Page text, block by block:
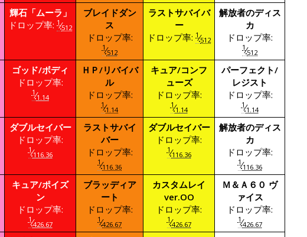
輝石「ムーラ」
ドロップ率: 1⁄512
ブレイドダン
ス
ドロップ率:
1⁄512
ラストサバイバ
ー
ドロップ率: 1⁄512
解放者のディス
カ
ドロップ率:
1⁄512
ゴッド/ボディ
ドロップ率:
1⁄1.14
ＨＰ/リバイバ
ル
ドロップ率:
1⁄1.14
キュア/コンフ
ューズ
ドロップ率:
1⁄1.14
パーフェクト/
レジスト
ドロップ率:
1⁄1.14
ダブルセイバー
ドロップ率:
1⁄116.36
ラストサバイ
バー
ドロップ率:
1⁄116.36
ダブルセイバー
ドロップ率:
1⁄116.36
解放者のディス
カ
ドロップ率:
1⁄116.36
キュア/ポイズ
ン
ドロップ率:
1⁄426.67
ブラッディア
ート
ドロップ率:
1⁄426.67
カスタムレイ
ver.OO
ドロップ率:
1⁄426.67
Ｍ＆Ａ６０ ヴ
ァイス
ドロップ率:
1⁄426.67